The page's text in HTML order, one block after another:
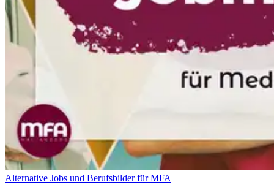
Alternative Jobs und Berufsbilder für MFA